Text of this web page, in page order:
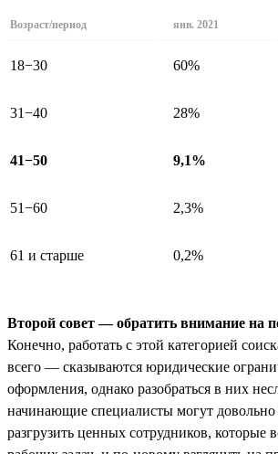
Возраст/период янв. 2021
18−30 60%
31−40 28%
41−50 9,1%
51−60 2,3%
61 и старше 0,2%
Второй совет — обратить внимание на
Конечно, работать с этой категорией
всего — сказываются юридические
оформления, однако разобраться в них
начинающие специалисты могут довольно
разгрузить ценных сотрудников, которые